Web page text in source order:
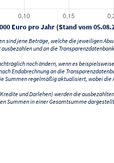
Euro pro Jahr (Stand vom
sind jene Beträge, welche die jeweiligen
und an die
noch ändern, wenn es
Endabrechnung an die
Summen regelmäßig aktualisiert, wobei die
und Darlehen) werden die
Summen in einer Gesamtsumme